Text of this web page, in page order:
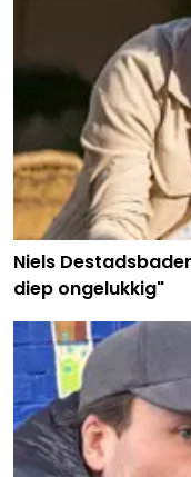
Niels
diep ongelukkig"